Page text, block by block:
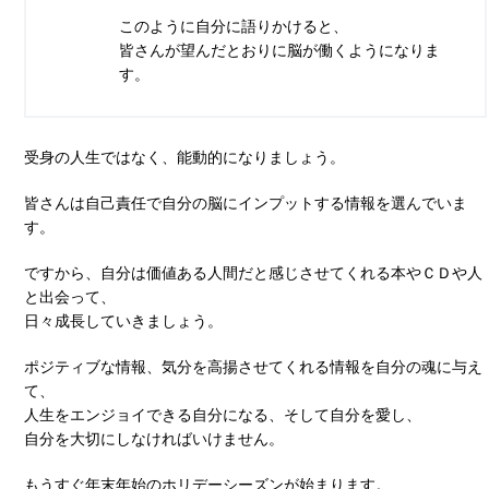
このように自分に語りかけると、
皆さんが望んだとおりに脳が働くようになりま
す。
受身の人生ではなく、能動的になりましょう。
皆さんは自己責任で自分の脳にインプットする情報を選んでいま
す。
ですから、自分は価値ある人間だと感じさせてくれる本やＣＤや人
と出会って、
日々成長していきましょう。
ポジティブな情報、気分を高揚させてくれる情報を自分の魂に与え
て、
人生をエンジョイできる自分になる、そして自分を愛し、
自分を大切にしなければいけません。
もうすぐ年末年始のホリデーシーズンが始まります。